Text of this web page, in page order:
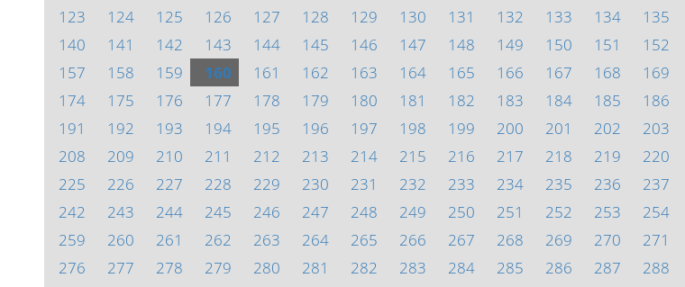
123
124 125 126 127 128 129 130 131 132 133 134 135
140
141 142 143 144 145 146 147 148 149 150 151 152
157
158 159 160 161 162 163 164 165 166 167 168 169
174
175 176 177 178 179 180 181 182 183 184 185 186
191
192 193 194 195 196 197 198 199 200 201 202 203
208
209 210 211 212 213 214 215 216 217 218 219 220
225
226 227 228 229 230 231 232 233 234 235 236 237
242
243 244 245 246 247 248 249 250 251 252 253 254
259
260 261 262 263 264 265 266 267 268 269 270 271
276
277 278 279 280 281 282 283 284 285 286 287 288